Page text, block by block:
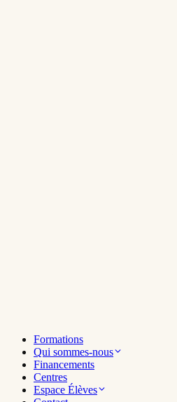
Formations
Qui sommes-nous
Financements
Centres
Espace Élèves